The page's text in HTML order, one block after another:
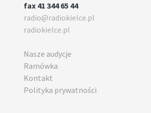
fax 41 344 65 44
radio@radiokielce.pl
radiokielce.pl
Nasze audycje
Ramówka
Kontakt
Polityka prywatności